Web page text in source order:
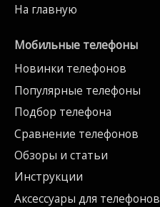
На главную
Мобильные телефоны
Новинки телефонов
Популярные телефоны
Подбор телефона
Сравнение телефонов
Обзоры и статьи
Инструкции
Аксессуары для телефонов